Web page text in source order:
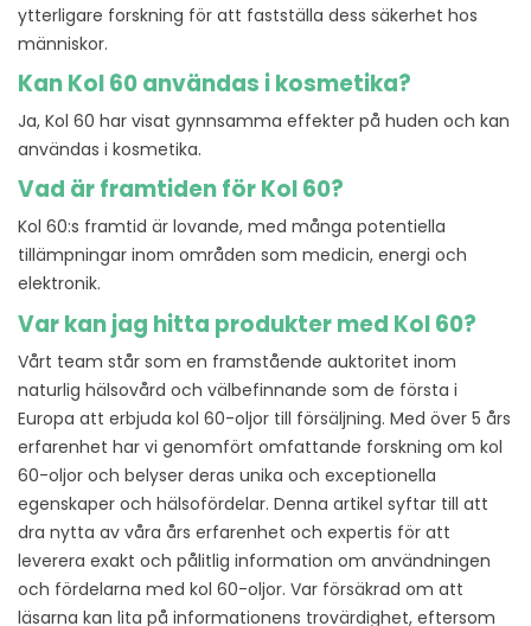
ytterligare forskning för att fastställa dess säkerhet hos
människor.
Kan Kol 60 användas i kosmetika?
Ja, Kol 60 har visat gynnsamma effekter på huden och kan
användas i kosmetika.
Vad är framtiden för Kol 60?
Kol 60:s framtid är lovande, med många potentiella
tillämpningar inom områden som medicin, energi och
elektronik.
Var kan jag hitta produkter med Kol 60?
Vårt team står som en framstående auktoritet inom
naturlig hälsovård och välbefinnande som de första i
Europa att erbjuda kol 60-oljor till försäljning. Med över 5 års
erfarenhet har vi genomfört omfattande forskning om kol
60-oljor och belyser deras unika och exceptionella
egenskaper och hälsofördelar. Denna artikel syftar till att
dra nytta av våra års erfarenhet och expertis för att
leverera exakt och pålitlig information om användningen
och fördelarna med kol 60-oljor. Var försäkrad om att
läsarna kan lita på informationens trovärdighet, eftersom